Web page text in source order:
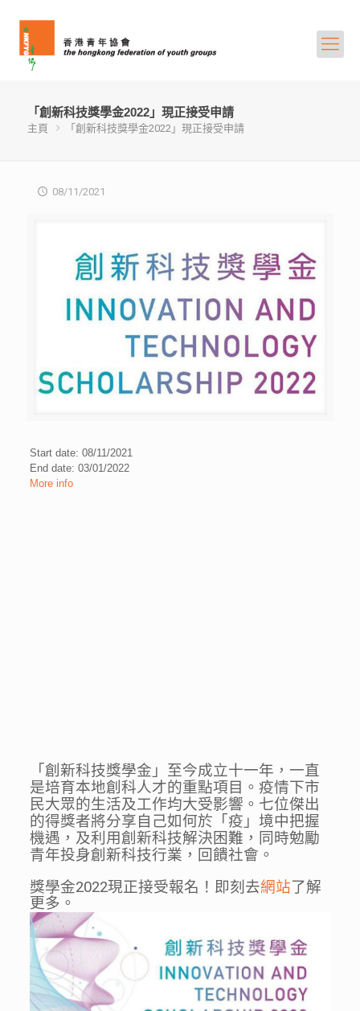
「創新科技獎學金2022」現正接受申請
主頁 「創新科技獎學金2022」現正接受申請
08/11/2021
Start date: 08/11/2021
End date: 03/01/2022
More info
「創新科技獎學金」至今成立十一年，一直
是培育本地創科人才的重點項目。疫情下市
民大眾的生活及工作均大受影響。七位傑出
的得獎者將分享自己如何於「疫」境中把握
機遇，及利用創新科技解決困難，同時勉勵
青年投身創新科技行業，回饋社會。
獎學金2022現正接受報名！即刻去網站了解
更多。